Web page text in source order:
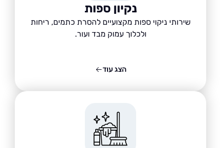
נקיון ספות
שירותי ניקוי ספות מקצועיים להסרת כתמים, ריחות
ולכלוך עמוק מבד ועור.